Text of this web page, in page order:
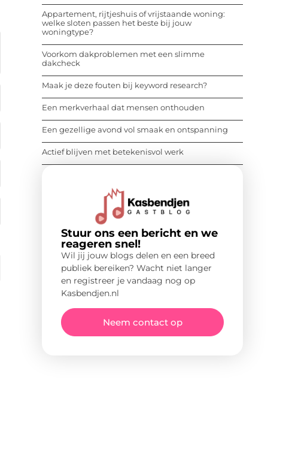
Appartement, rijtjeshuis of vrijstaande woning:
welke sloten passen het beste bij jouw
woningtype?
Voorkom dakproblemen met een slimme
dakcheck
Maak je deze fouten bij keyword research?
Een merkverhaal dat mensen onthouden
Een gezellige avond vol smaak en ontspanning
Actief blijven met betekenisvol werk
Stuur ons een bericht en we
reageren snel!
Wil jij jouw blogs delen en een breed
publiek bereiken? Wacht niet langer
en registreer je vandaag nog op
Kasbendjen.nl
Neem contact op